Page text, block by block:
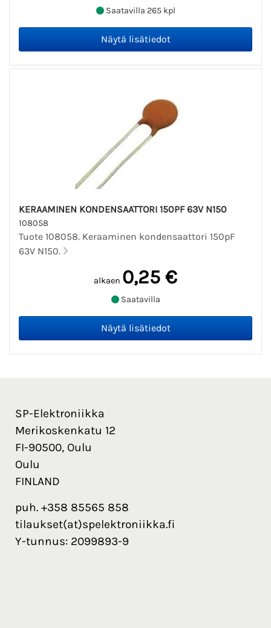
Saatavilla 265 kpl
KERAAMINEN KONDENSAATTORI 150PF 63V N150
108058
Tuote 108058. Keraaminen kondensaattori 150pF
63V N150.
alkaen 0,25 €
Saatavilla
SP-Elektroniikka
Merikoskenkatu 12
FI-90500, Oulu
Oulu
FINLAND
puh. +358 85565 858
tilaukset(at)spelektroniikka.fi
Y-tunnus: 2099893-9